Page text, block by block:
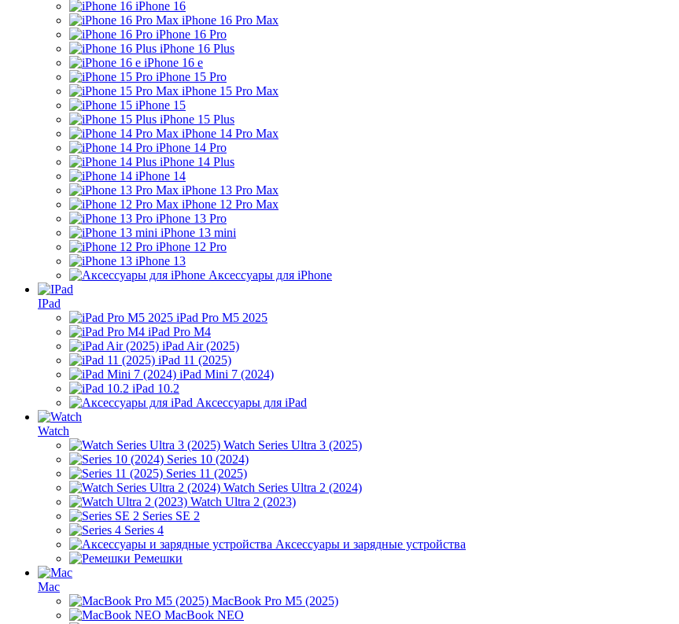
iPhone 16
iPhone 16 Pro Max
iPhone 16 Pro
iPhone 16 Plus
iPhone 16 e
iPhone 15 Pro
iPhone 15 Pro Max
iPhone 15
iPhone 15 Plus
iPhone 14 Pro Max
iPhone 14 Pro
iPhone 14 Plus
iPhone 14
iPhone 13 Pro Max
iPhone 12 Pro Max
iPhone 13 Pro
iPhone 13 mini
iPhone 12 Pro
iPhone 13
Аксессуары для iPhone
IPad
iPad Pro M5 2025
iPad Pro M4
iPad Air (2025)
iPad 11 (2025)
iPad Mini 7 (2024)
iPad 10.2
Аксессуары для iPad
Watch
Watch Series Ultra 3 (2025)
Series 10 (2024)
Series 11 (2025)
Watch Series Ultra 2 (2024)
Watch Ultra 2 (2023)
Series SE 2
Series 4
Аксессуары и зарядные устройства
Ремешки
Mac
MacBook Pro M5 (2025)
MacBook NEO